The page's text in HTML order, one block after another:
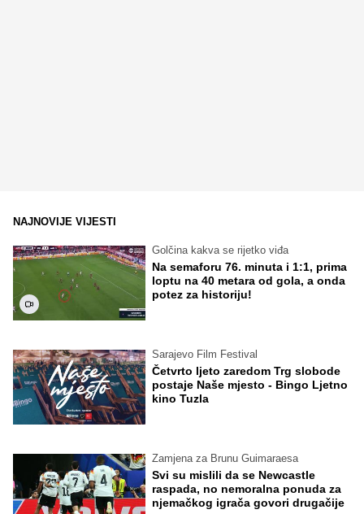
NAJNOVIJE VIJESTI
Golčina kakva se rijetko viđa
Na semaforu 76. minuta i 1:1, prima
loptu na 40 metara od gola, a onda
potez za historiju!
Sarajevo Film Festival
Četvrto ljeto zaredom Trg slobode
postaje Naše mjesto - Bingo Ljetno
kino Tuzla
Zamjena za Brunu Guimaraesa
Svi su mislili da se Newcastle
raspada, no nemoralna ponuda za
njemačkog igrača govori drugačije